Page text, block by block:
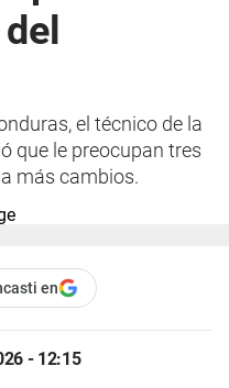
el técnico de la
que le preocupan tres
más cambios.
en
- 12:15